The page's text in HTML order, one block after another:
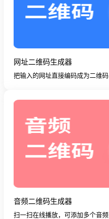
网址二维码生成器
把输入的网址直接编码成为二维码
音频二维码生成器
扫一扫在线播放，可添加多个音频